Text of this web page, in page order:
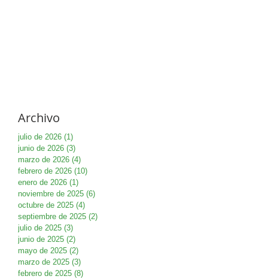
Archivo
julio de 2026 (1)
junio de 2026 (3)
marzo de 2026 (4)
febrero de 2026 (10)
enero de 2026 (1)
noviembre de 2025 (6)
octubre de 2025 (4)
septiembre de 2025 (2)
julio de 2025 (3)
junio de 2025 (2)
mayo de 2025 (2)
marzo de 2025 (3)
febrero de 2025 (8)